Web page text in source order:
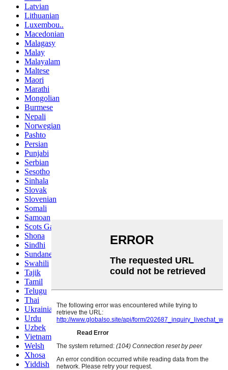
Latvian
Lithuanian
Luxembou..
Macedonian
Malagasy
Malay
Malayalam
Maltese
Maori
Marathi
Mongolian
Burmese
Nepali
Norwegian
Pashto
Persian
Punjabi
Serbian
Sesotho
Sinhala
Slovak
Slovenian
Somali
Samoan
Scots Gaelic
Shona
Sindhi
Sundanese
Swahili
Tajik
Tamil
Telugu
Thai
Ukrainian
Urdu
Uzbek
Vietnamese
Welsh
Xhosa
Yiddish